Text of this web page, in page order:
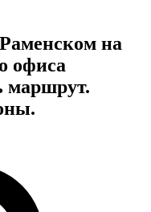
на
офиса
маршрут.